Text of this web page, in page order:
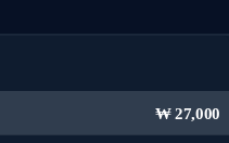
27,000